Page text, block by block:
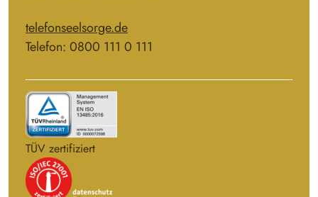
telefonseelsorge.de
Telefon: 0800 111 0 111
TÜV zertifiziert